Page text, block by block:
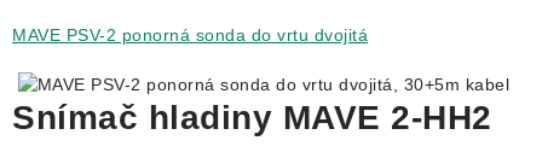
BAZAR, ROZBALENO
SEKAČKY, ZÁVLAHY
MAVE PSV-2 ponorná sonda do vrtu dvojitá
Snímač hladiny MAVE 2-HH2